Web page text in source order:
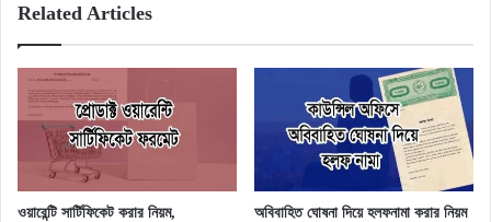
Related Articles
ওয়ারেন্টি সার্টিফিকেট করার নিয়ম,
অবিবাহিত ঘোষনা দিয়ে হলফনামা করার নিয়ম